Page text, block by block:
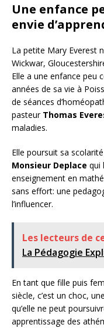
Une enfance
envie
La petite Mary Everest
Wickwar,
Elle a une enfance peu
années de sa vie à
de séances
pasteur Thomas
maladies.
Elle poursuit sa
Monsieur Deplace qui
enseignement en
sans effort: une
l’influencer.
Les lecteurs de
La Pédagogie
En tant que fille puis
siècle, c’est un choc,
qu’elle ne peut
apprentissage des